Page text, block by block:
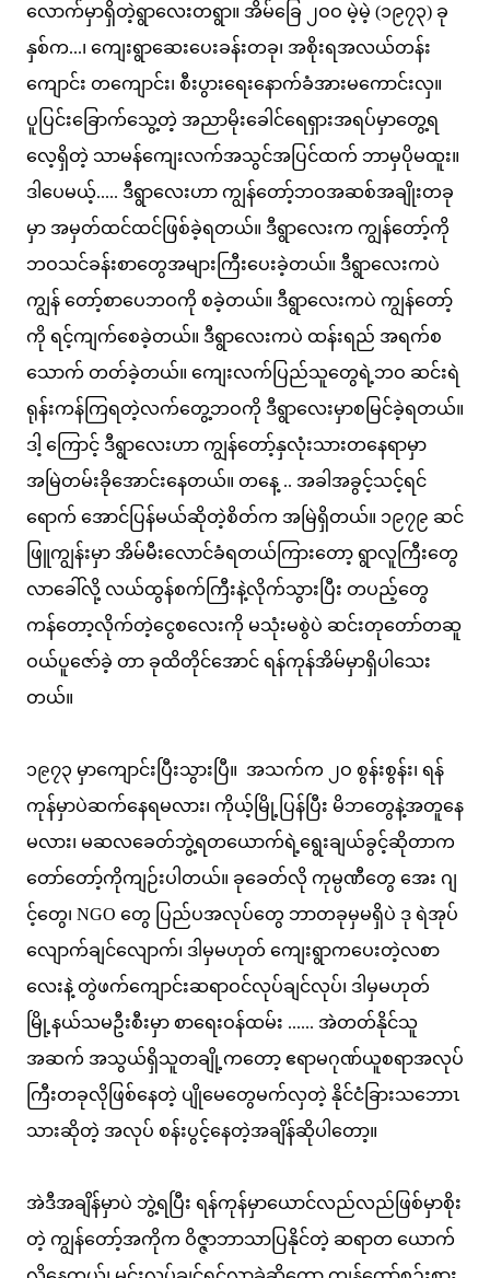
လောက်မှာရှိတဲ့ရွာလေးတရွာ။ အိမ်ခြေ ၂ဝဝ မဲ့မဲ့ (၁၉၇၃) ခု
နှစ်က...၊ ကျေးရွာဆေးပေးခန်းတခု၊ အစိုးရအလယ်တန်း
ကျောင်း တကျောင်း၊ စီးပွားရေးနောက်ခံအားမကောင်းလှ။
ပူပြင်းခြောက်သွေ့တဲ့ အညာမိုးခေါင်ရေရှားအရပ်မှာတွေ့ရ
လေ့ရှိတဲ့ သာမန်ကျေးလက်အသွင်အပြင်ထက် ဘာမှပိုမထူး။
ဒါပေမယ့်..... ဒီရွာလေးဟာ ကျွန်တော့်ဘဝအဆစ်အချိုးတခု
မှာ အမှတ်ထင်ထင်ဖြစ်ခဲ့ရတယ်။ ဒီရွာလေးက ကျွန်တော့်ကို
ဘဝသင်ခန်းစာတွေအများကြီးပေးခဲ့တယ်။ ဒီရွာလေးကပဲ
ကျွန် တော့်စာပေဘဝကို စခဲ့တယ်။ ဒီရွာလေးကပဲ ကျွန်တော့်
ကို ရင့်ကျက်စေခဲ့တယ်။ ဒီရွာလေးကပဲ ထန်းရည် အရက်စ
သောက် တတ်ခဲ့တယ်။ ကျေးလက်ပြည်သူတွေရဲ့ဘဝ ဆင်းရဲ
ရုန်းကန်ကြရတဲ့လက်တွေ့ဘဝကို ဒီရွာလေးမှာစမြင်ခဲ့ရတယ်။
ဒါ့ ကြောင့် ဒီရွာလေးဟာ ကျွန်တော့်နှလုံးသားတနေရာမှာ
အမြဲတမ်းခိုအောင်းနေတယ်။ တနေ့ .. အခါအခွင့်သင့်ရင်
ရောက် အောင်ပြန်မယ်ဆိုတဲ့စိတ်က အမြဲရှိတယ်။ ၁၉၇၉ ဆင်
ဖြူကျွန်းမှာ အိမ်မီးလောင်ခံရတယ်ကြားတော့ ရွာလူကြီးတွေ
လာခေါ်လို့ လယ်ထွန်စက်ကြီးနဲ့လိုက်သွားပြီး တပည့်တွေ
ကန်တော့လိုက်တဲ့ငွေစလေးကို မသုံးမစွဲပဲ ဆင်းတုတော်တဆူ
ဝယ်ပူဇော်ခဲ့ တာ ခုထိတိုင်အောင် ရန်ကုန်အိမ်မှာရှိပါသေး
တယ်။
၁၉၇၃ မှာကျောင်းပြီးသွားပြီ။ အသက်က ၂ဝ စွန်းစွန်း၊ ရန်
ကုန်မှာပဲဆက်နေရမလား၊ ကိုယ့်မြို့ပြန်ပြီး မိဘတွေနဲ့အတူနေ
မလား၊ မဆလခေတ်ဘွဲ့ရတယောက်ရဲ့ရွေးချယ်ခွင့်ဆိုတာက
တော်တော့်ကိုကျဉ်းပါတယ်။ ခုခေတ်လို ကုမ္ပဏီတွေ အေး ဂျ
င့်တွေ၊ NGO တွေ ပြည်ပအလုပ်တွေ ဘာတခုမှမရှိပဲ ဒု ရဲအုပ်
လျောက်ချင်လျောက်၊ ဒါမှမဟုတ် ကျေးရွာကပေးတဲ့လစာ
လေးနဲ့ တွဲဖက်ကျောင်းဆရာဝင်လုပ်ချင်လုပ်၊ ဒါမှမဟုတ်
မြို့နယ်သမဦးစီးမှာ စာရေးဝန်ထမ်း ...... အဲတတ်နိုင်သူ
အဆက် အသွယ်ရှိသူတချို့ကတော့ ဧရာမဂုဏ်ယူစရာအလုပ်
ကြီးတခုလိုဖြစ်နေတဲ့ ပျိုမေတွေမက်လှတဲ့ နိုင်ငံခြားသဘောၤ
သားဆိုတဲ့ အလုပ် စန်းပွင့်နေတဲ့အချိန်ဆိုပါတော့။
အဲဒီအချိန်မှာပဲ ဘွဲ့ရပြီး ရန်ကုန်မှာယောင်လည်လည်ဖြစ်မှာစိုး
တဲ့ ကျွန်တော့်အကိုက ဝိဇ္ဇာဘာသာပြနိုင်တဲ့ ဆရာတ ယောက်